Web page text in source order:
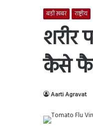
बड़ी ख़बर राष्ट्रीय
शरीर
कैसे
Aarti Agravat